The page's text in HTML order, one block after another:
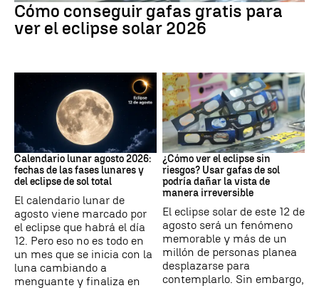
Cómo conseguir gafas gratis para
ver el eclipse solar 2026
Fases lunares
Calendario lunar agosto 2026:
fechas de las fases lunares y
del eclipse de sol total
El calendario lunar de
agosto viene marcado por
el eclipse que habrá el día
12. Pero eso no es todo en
un mes que se inicia con la
luna cambiando a
menguante y finaliza en
Eclipse Solar
¿Cómo ver el eclipse sin
riesgos? Usar gafas de sol
podría dañar la vista de
manera irreversible
El eclipse solar de este 12 de
agosto será un fenómeno
memorable y más de un
millón de personas planea
desplazarse para
contemplarlo. Sin embargo,